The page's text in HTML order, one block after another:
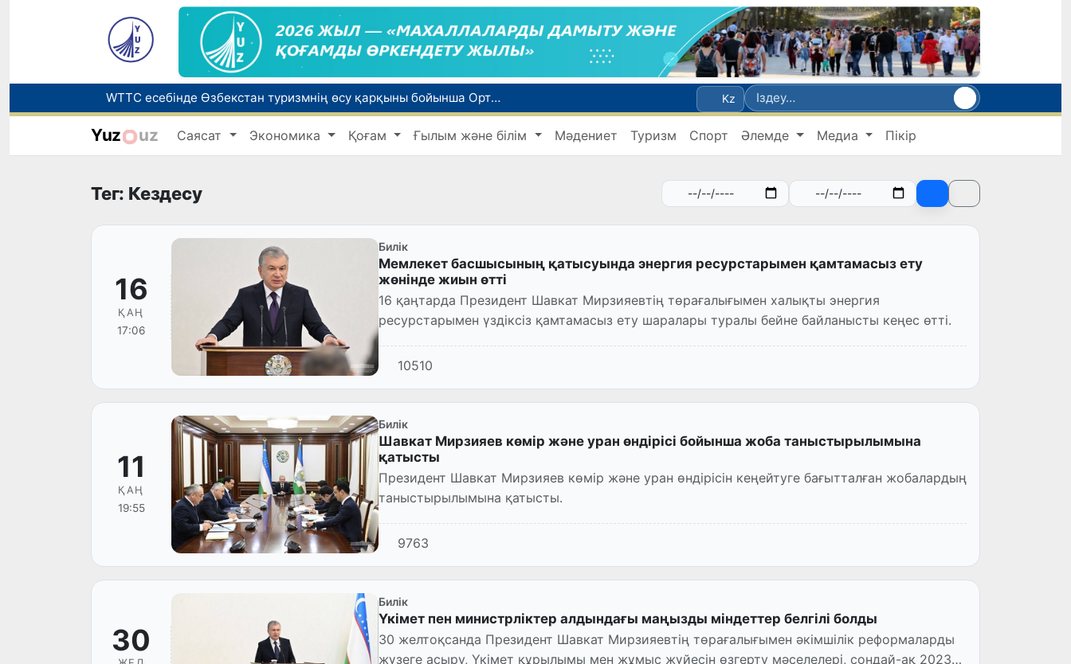
WTTC есебінде Өзбекстан туризмнің өсу қарқыны бойынша Орталық Азияда бірінші орынға шықты
Мүмкіндігі шектеулі талапкерлерге қабылдау емтихандарында қосымша уақыт беріледі
Беларусьтен Өзбекстанға екінші тікелей жүк пойызы жөнелтілді
Жарты жылда Өзбекстанда қанша егіз сәби дүниеге келді?
Kz
Yuz uz Саясат Экономика Қоғам Ғылым және білім Мәдениет Туризм Спорт Әлемде Медиа Пікір
Тег: Кездесу
16
ҚАҢ
17:06
Билік
Мемлекет басшысының қатысуында энергия ресурстарымен қамтамасыз ету
жөнінде жиын өтті
16 қаңтарда Президент Шавкат Мирзияевтің төрағалығымен халықты энергия
ресурстарымен үздіксіз қамтамасыз ету шаралары туралы бейне байланысты кеңес өтті.
10510
11
ҚАҢ
19:55
Билік
Шавкат Мирзияев көмір және уран өндірісі бойынша жоба таныстырылымына
қатысты
Президент Шавкат Мирзияев көмір және уран өндірісін кеңейтуге бағытталған жобалардың
таныстырылымына қатысты.
9763
30
Билік
Үкімет пен министрліктер алдындағы маңызды міндеттер белгілі болды
30 желтоқсанда Президент Шавкат Мирзияевтің төрағалығымен әкімшілік реформаларды
жүзеге асыру, Үкімет құрылымы мен жұмыс жүйесін өзгерту мәселелері, сондай-ақ 2023